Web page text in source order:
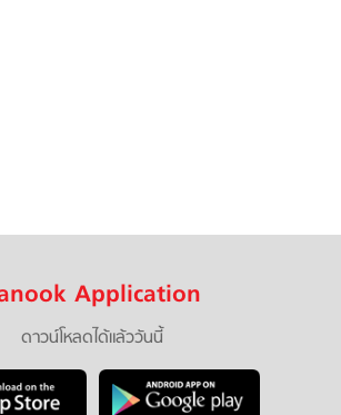
Application
ดาวน์โหลดได้แล้ววันนี้